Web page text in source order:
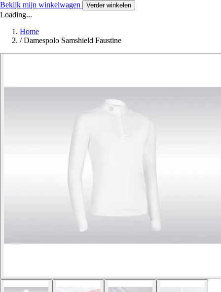
Bekijk mijn winkelwagen Verder winkelen
Loading...
Home
/ Damespolo Samshield Faustine